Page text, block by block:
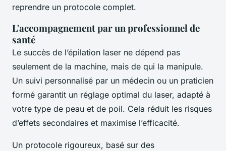
reprendre un protocole complet.
L'accompagnement par un professionnel de
santé
Le succès de l’épilation laser ne dépend pas
seulement de la machine, mais de qui la manipule.
Un suivi personnalisé par un médecin ou un praticien
formé garantit un réglage optimal du laser, adapté à
votre type de peau et de poil. Cela réduit les risques
d’effets secondaires et maximise l’efficacité.
Un protocole rigoureux, basé sur des